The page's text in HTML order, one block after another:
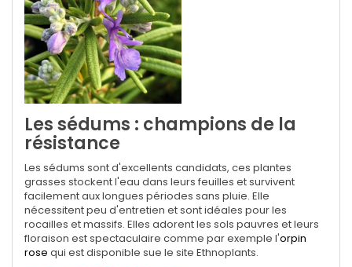
Les sédums : champions de la
résistance
Les sédums sont d'excellents candidats, ces plantes
grasses stockent l'eau dans leurs feuilles et survivent
facilement aux longues périodes sans pluie. Elle
nécessitent peu d'entretien et sont idéales pour les
rocailles et massifs. Elles adorent les sols pauvres et leurs
floraison est spectaculaire comme par exemple l'orpin
rose qui est disponible sue le site Ethnoplants.